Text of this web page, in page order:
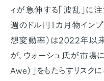
ィが急伸する「波乱」に
週のドル円1カ月物インプ
想変動率）は2022年以
が、ウォーシュ氏が市場
Awe）」をもたらすリスク